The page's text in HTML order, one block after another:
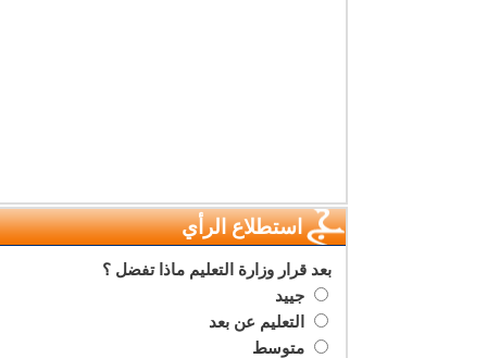
استطلاع الرأي
بعد قرار وزارة التعليم ماذا تفضل ؟
جييد
التعليم عن بعد
متوسط